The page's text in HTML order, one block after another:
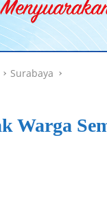
Surabaya
Warga